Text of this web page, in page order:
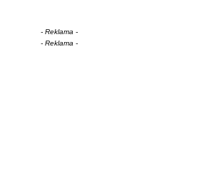
- Reklama -
- Reklama -